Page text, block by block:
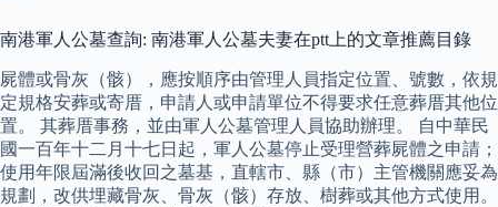
南港軍人公墓查詢: 南港軍人公墓夫妻在ptt上的文章推薦目錄
屍體或骨灰（骸），應按順序由管理人員指定位置、號數，依規
定規格安葬或寄厝，申請人或申請單位不得要求任意葬厝其他位
置。 其葬厝事務，並由軍人公墓管理人員協助辦理。 自中華民
國一百年十二月十七日起，軍人公墓停止受理營葬屍體之申請；
使用年限屆滿後收回之墓基，直轄市、縣（市）主管機關應妥為
規劃，改供埋藏骨灰、骨灰（骸）存放、樹葬或其他方式使用。